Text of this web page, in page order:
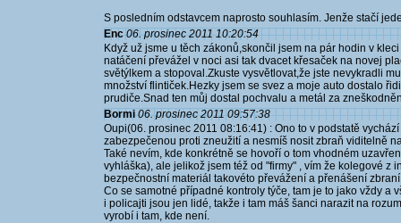
S posledním odstavcem naprosto souhlasím. Jenže stačí
Enc 06. prosinec 2011 10:20:54
Když už jsme u těch zákonů,skončil jsem na pár hodin v
natáčení převážel v noci asi tak dvacet křesaček na novej
světýlkem a stopoval.Zkuste vysvětlovat,že jste nevykradli
množství flintiček.Hezky jsem se svez a moje auto dostalo
prudiče.Snad ten můj dostal pochvalu a metál za
Bormi 06. prosinec 2011 09:57:38
Oupi(06. prosinec 2011 08:16:41) : Ono to v podstatě
zabezpečenou proti zneužití a nesmíš nosit zbraň viditelně
Také nevím, kde konkrétně se hovoří o tom vhodném
vyhláška), ale jelikož jsem též od "firmy" , vím že kolegové z
bezpečnostní materiál takovéto převážení a přenášení
Co se samotné případné kontroly týče, tam je to jako vždy a
i policajti jsou jen lidé, takže i tam máš šanci narazit na
vyrobí i tam, kde není.